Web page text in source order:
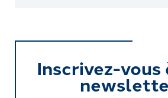
Inscrivez-